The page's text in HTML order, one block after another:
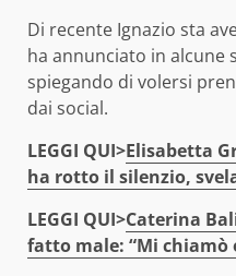
Di recente Ignazio sta
ha annunciato in alcune
spiegando di volersi
dai social.
LEGGI QUI>Elisabetta
ha rotto il silenzio,
LEGGI QUI>Caterina
fatto male: “Mi chiamò